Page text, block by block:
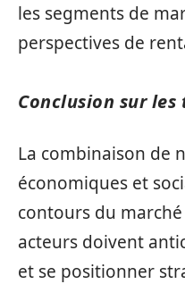
les segments de
perspectives de
Conclusion sur
La combinaison de
économiques et
contours du
acteurs doivent
et se positionner